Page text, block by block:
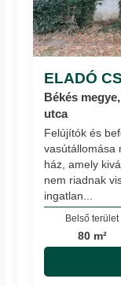
ELADÓ
Békés
utca
Felújítók és
vasútállomása
ház, amely
nem riadnak
ingatlan...
Belső terület
80 m²